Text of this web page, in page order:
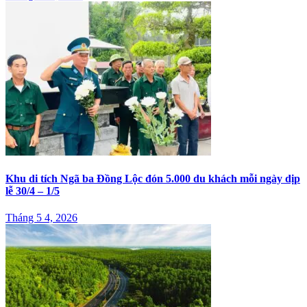
Khu di tích Ngã ba Đồng Lộc đón 5.000 du khách mỗi ngày dịp
lễ 30/4 – 1/5
Tháng 5 4, 2026